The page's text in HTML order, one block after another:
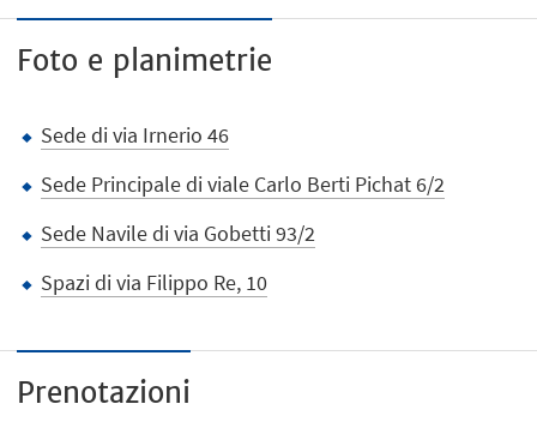
Foto e planimetrie
Sede di via Irnerio 46
Sede Principale di viale Carlo Berti Pichat 6/2
Sede Navile di via Gobetti 93/2
Spazi di via Filippo Re, 10
Prenotazioni